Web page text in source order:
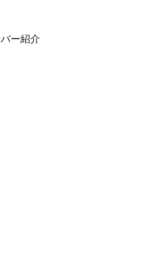
ー紹介